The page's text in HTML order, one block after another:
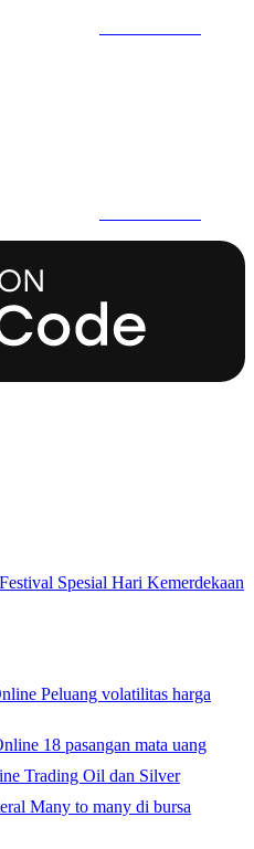
Spesial Hari Kemerdekaan
Peluang volatilitas harga
18 pasangan mata uang
Trading Oil dan Silver
Many to many di bursa